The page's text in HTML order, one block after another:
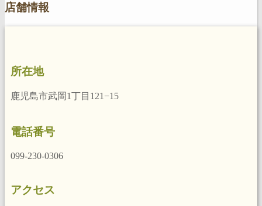
店舗情報
所在地
鹿児島市武岡1丁目121−15
電話番号
099-230-0306
アクセス